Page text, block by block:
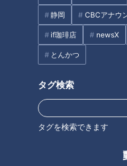
静岡 CBCアナウ
if珈琲店 newsX
とんかつ
タグ検索
タグを検索できます
おでかけ 教育 パン